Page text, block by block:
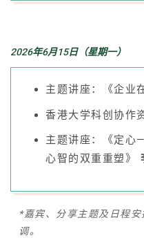
2026年6月15日（星期一）
主题讲座：《企业
香港大学科创协作
主题讲座：《定心
心智的双重重塑》
*嘉宾、分享主题及日程
调。